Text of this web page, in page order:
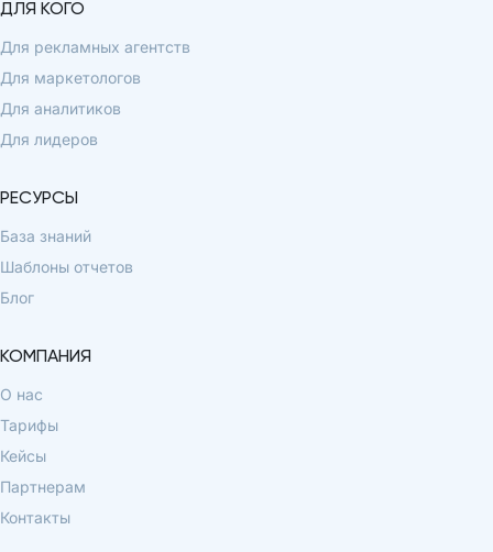
ДЛЯ КОГО
Для рекламных агентств
Для маркетологов
Для аналитиков
Для лидеров
РЕСУРСЫ
База знаний
Шаблоны отчетов
Блог
КОМПАНИЯ
О нас
Тарифы
Кейсы
Партнерам
Контакты